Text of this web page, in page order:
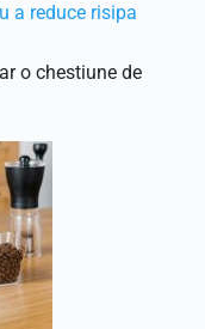
a reduce risipa
o chestiune de